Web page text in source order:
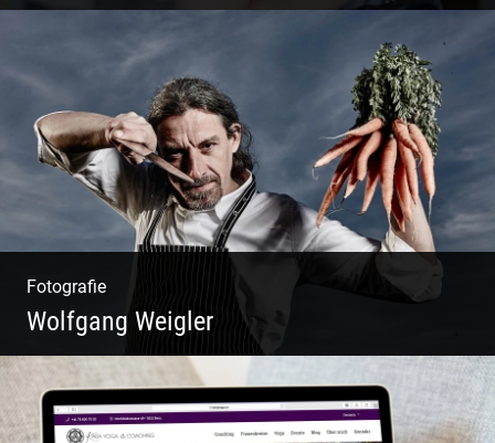
Blue Fashion
Fotografie
Wolfgang Weigler
W.U.F.O. Food Orbiter | Event Gastronomie |
Catering Service | Essen & Trinken